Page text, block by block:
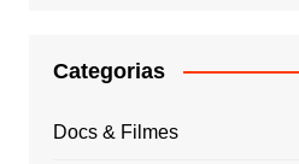
Categorias
Docs & Filmes